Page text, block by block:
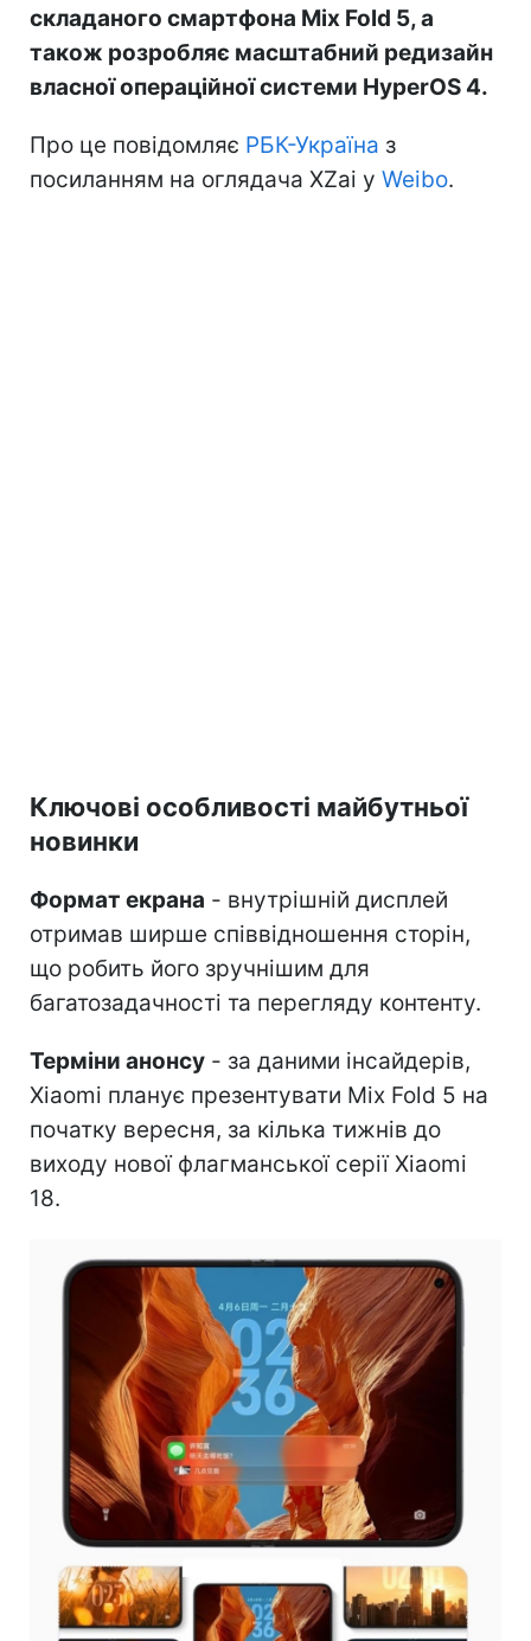
складаного смартфона Mix Fold 5, а
також розробляє масштабний редизайн
власної операційної системи HyperOS 4.
Про це повідомляє РБК-Україна з
посиланням на оглядача XZai у Weibo.
Ключові особливості майбутньої
новинки
Формат екрана - внутрішній дисплей
отримав ширше співвідношення сторін,
що робить його зручнішим для
багатозадачності та перегляду контенту.
Терміни анонсу - за даними інсайдерів,
Xiaomi планує презентувати Mix Fold 5 на
початку вересня, за кілька тижнів до
виходу нової флагманської серії Xiaomi
18.